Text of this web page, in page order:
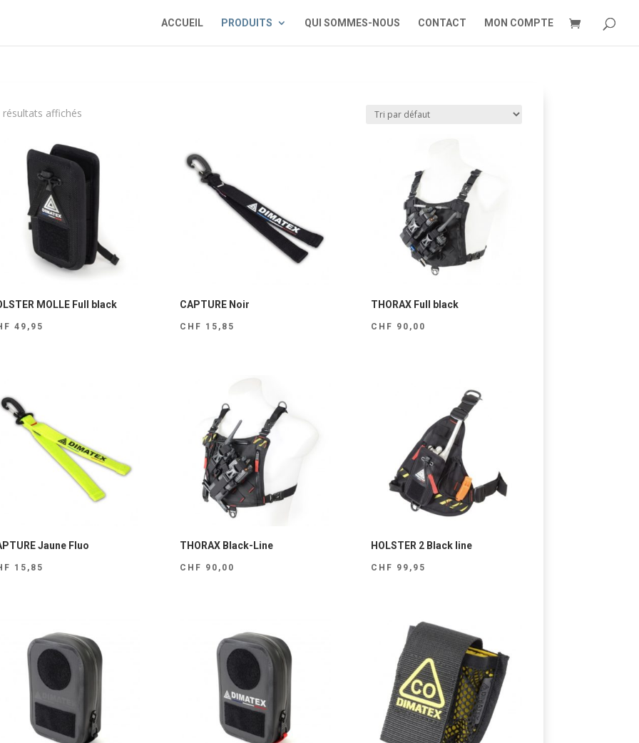
ACCUEIL PRODUITS QUI SOMMES-NOUS CONTACT MON COMPTE
résultats affichés
MOLLE Full black
49,95
CAPTURE Noir
CHF 15,85
THORAX Full black
CHF 90,00
Jaune Fluo
15,85
THORAX Black-Line
CHF 90,00
HOLSTER 2 Black line
CHF 99,95